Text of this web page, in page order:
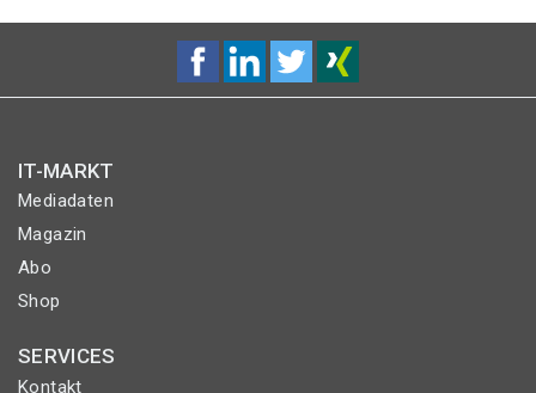
IT-MARKT
Mediadaten
Magazin
Abo
Shop
SERVICES
Kontakt